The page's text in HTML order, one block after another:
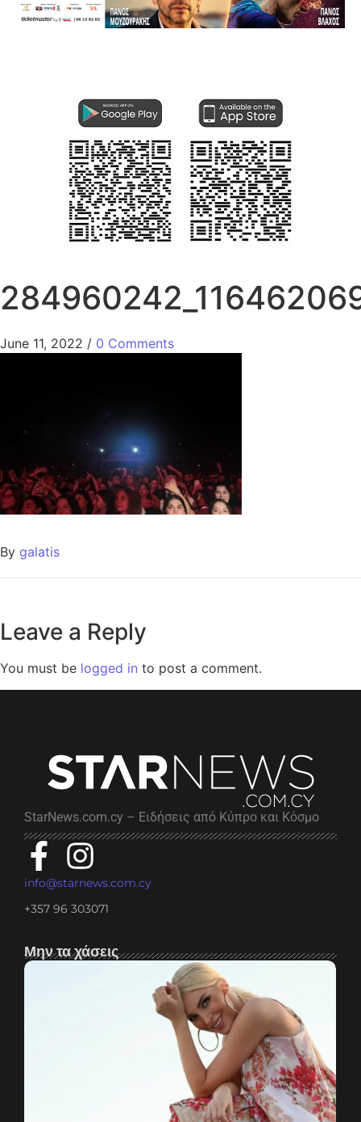
June 11, 2022 / 0 Comments
By galatis
Leave a Reply
You must be logged in to post a comment.
StarNews.com.cy – Ειδήσεις από Κύπρο και Κόσμο
info@starnews.com.cy
+357 96 303071
Μην τα χάσεις